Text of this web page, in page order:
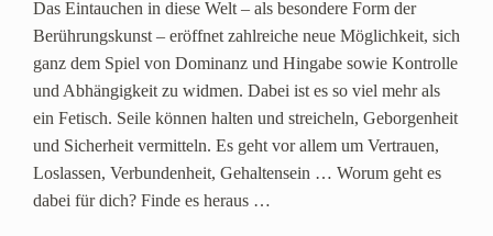
Das Eintauchen in diese Welt – als besondere Form der
Berührungskunst – eröffnet zahlreiche neue Möglichkeit, sich
ganz dem Spiel von Dominanz und Hingabe sowie Kontrolle
und Abhängigkeit zu widmen. Dabei ist es so viel mehr als
ein Fetisch. Seile können halten und streicheln, Geborgenheit
und Sicherheit vermitteln. Es geht vor allem um Vertrauen,
Loslassen, Verbundenheit, Gehaltensein … Worum geht es
dabei für dich? Finde es heraus …